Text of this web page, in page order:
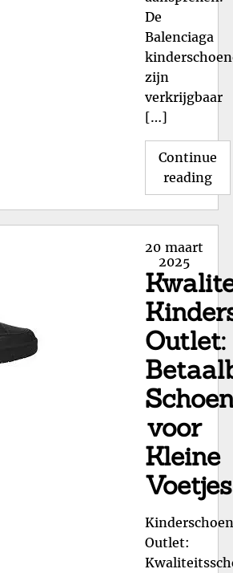
De
Balenciaga
zijn
verkrijgbaar
[…]
Continue
reading
Posted
on
20 maart
2025
Outlet:
voor
Kleine
Voetjes
Outlet: